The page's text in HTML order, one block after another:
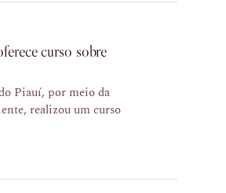
curso sobre
Piauí, por meio da
realizou um curso